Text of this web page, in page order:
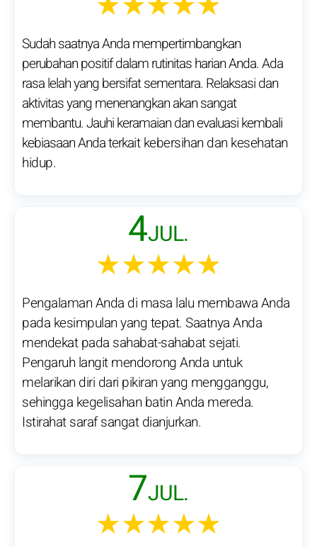
Sudah saatnya Anda mempertimbangkan
perubahan positif dalam rutinitas harian Anda. Ada
rasa lelah yang bersifat sementara. Relaksasi dan
aktivitas yang menenangkan akan sangat
membantu. Jauhi keramaian dan evaluasi kembali
kebiasaan Anda terkait kebersihan dan kesehatan
hidup.
4JUL.
★★★★★
Pengalaman Anda di masa lalu membawa Anda
pada kesimpulan yang tepat. Saatnya Anda
mendekat pada sahabat-sahabat sejati.
Pengaruh langit mendorong Anda untuk
melarikan diri dari pikiran yang mengganggu,
sehingga kegelisahan batin Anda mereda.
Istirahat saraf sangat dianjurkan.
7JUL.
★★★★★